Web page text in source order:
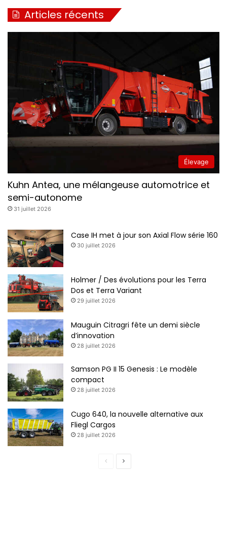
Articles récents
Élevage
Kuhn Antea, une mélangeuse automotrice et
semi-autonome
31 juillet 2026
Case IH met à jour son Axial Flow série 160
30 juillet 2026
Holmer / Des évolutions pour les Terra
Dos et Terra Variant
29 juillet 2026
Mauguin Citragri fête un demi siècle
d’innovation
28 juillet 2026
Samson PG II 15 Genesis : Le modèle
compact
28 juillet 2026
Cugo 640, la nouvelle alternative aux
Fliegl Cargos
28 juillet 2026
Page
Page